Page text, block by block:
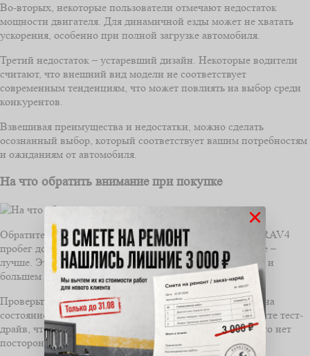
Во-вторых, некоторые пользователи отмечают недостаток
мощности двигателя. Для динамичной езды может не хватать
ускорения, особенно при полной загрузке автомобиля.
Третий недостаток – устаревший дизайн. Некоторые водители
считают, что внешний вид модели не соответствует
современным тенденциям, что может повлиять на выбор среди
конкурентов.
Взвешивая преимущества и недостатки, можно сделать
осознанный выбор, который соответствует вашим потребностям
и ожиданиям от автомобиля.
На что обратить внимание при покупке
Обратите внимание на пробег автомобиля. Для Toyota RAV4
пробег до 150,000 км считается нормальным, но меньше –
лучше. Это может свидетельствовать о меньшем износе и
большем сроке службы.
Проверьте техническое состояние. Обратите внимание на
состояние двигателя, трансмиссии и подвески. Проведите тест-
драйв, чтобы оценить работу всех систем. Убедитесь, что нет
посторонних звуков и вибраций.
×